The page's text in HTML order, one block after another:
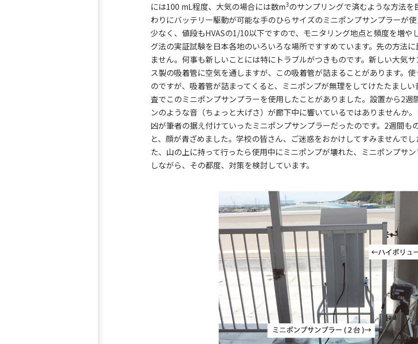
には100 mL程度、大気の場合には数m3のサンプリングで済むような方法
わりにバッテリー駆動が可能な手のひらサイズのミニポンプサンプラーが
少なく、値段もHVASの1/10以下ですので、モニタリング地点と頻度を増
グ法の実証試験を日本各地のいろいろな場所ですすめています。先の方法
ません。何事も新しいことには特にトラブルがつきものです。新しい大気
ス製の吸着管に空気を通しますが、この吸着管が詰まることがあります。
のですが、吸着管が詰まってくると、ミニポンプが無理をしてけたたまし
査でこのミニポンプサンプラーを使用したことがありました。設置から2
ンのような音（ちょっと大げさ）が廊下中に響いているではありませんか
凶が筆者の据え付けていったミニポンプサンプラーだったのです。2週間
と、顔が青ざめました。学校の皆さん、ご迷惑をおかけしてすみませんで
た、山の上に持って行ったら使用中にミニポンプが壊れた、ミニポンプサ
しながら、その都度、対策を検討しています。